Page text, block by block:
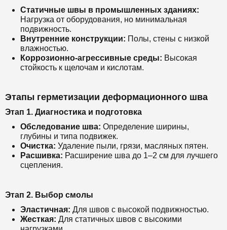
Статичные швы в промышленных зданиях:
Нагрузка от оборудования, но минимальная
подвижность.
Внутренние конструкции: Полы, стены с низкой
влажностью.
Коррозионно-агрессивные среды: Высокая
стойкость к щелочам и кислотам.
Этапы герметизации деформационного шва
Этап 1. Диагностика и подготовка
Обследование шва: Определение ширины,
глубины и типа подвижек.
Очистка: Удаление пыли, грязи, масляных пятен.
Расшивка: Расширение шва до 1–2 см для лучшего
сцепления.
Этап 2. Выбор смолы
Эластичная: Для швов с высокой подвижностью.
Жесткая: Для статичных швов с высокими